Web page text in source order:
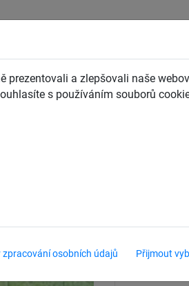
prezentovali a zlepšovali naše
s používáním souborů
zpracování osobních údajů Přijmout
SÍTĚ DĚTSKÁ LANOVÁ